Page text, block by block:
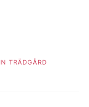
TRÄDGÅRD